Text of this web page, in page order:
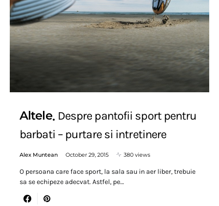
Altele Despre pantofii sport pentru
barbati – purtare si intretinere
Alex Muntean October 29, 2015 380 views
O persoana care face sport, la sala sau in aer liber, trebuie
sa se echipeze adecvat. Astfel, pe…